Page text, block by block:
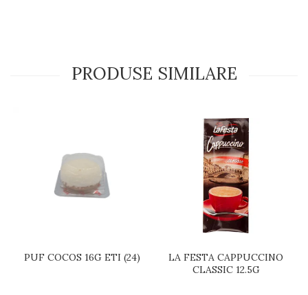
PRODUSE SIMILARE
PUF COCOS 16G ETI (24)
LA FESTA CAPPUCCINO
CLASSIC 12.5G